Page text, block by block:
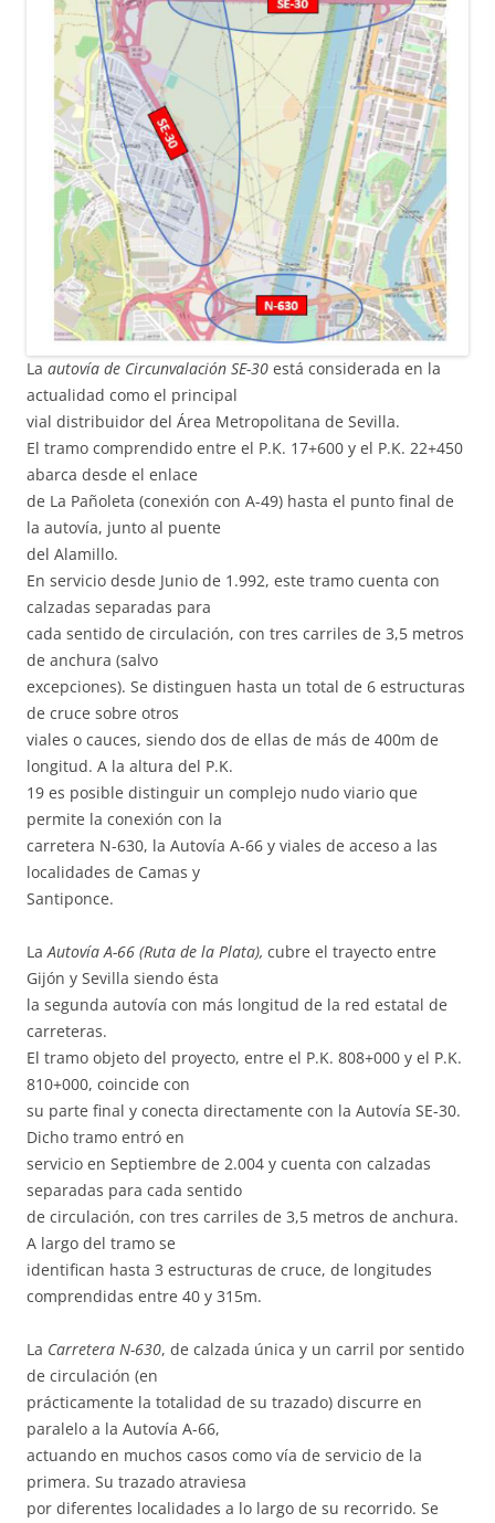
La autovía de Circunvalación SE-30 está considerada en la
actualidad como el principal
vial distribuidor del Área Metropolitana de Sevilla.
El tramo comprendido entre el P.K. 17+600 y el P.K. 22+450
abarca desde el enlace
de La Pañoleta (conexión con A-49) hasta el punto final de
la autovía, junto al puente
del Alamillo.
En servicio desde Junio de 1.992, este tramo cuenta con
calzadas separadas para
cada sentido de circulación, con tres carriles de 3,5 metros
de anchura (salvo
excepciones). Se distinguen hasta un total de 6 estructuras
de cruce sobre otros
viales o cauces, siendo dos de ellas de más de 400m de
longitud. A la altura del P.K.
19 es posible distinguir un complejo nudo viario que
permite la conexión con la
carretera N-630, la Autovía A-66 y viales de acceso a las
localidades de Camas y
Santiponce.
La Autovía A-66 (Ruta de la Plata), cubre el trayecto entre
Gijón y Sevilla siendo ésta
la segunda autovía con más longitud de la red estatal de
carreteras.
El tramo objeto del proyecto, entre el P.K. 808+000 y el P.K.
810+000, coincide con
su parte final y conecta directamente con la Autovía SE-30.
Dicho tramo entró en
servicio en Septiembre de 2.004 y cuenta con calzadas
separadas para cada sentido
de circulación, con tres carriles de 3,5 metros de anchura.
A largo del tramo se
identifican hasta 3 estructuras de cruce, de longitudes
comprendidas entre 40 y 315m.
La Carretera N-630, de calzada única y un carril por sentido
de circulación (en
prácticamente la totalidad de su trazado) discurre en
paralelo a la Autovía A-66,
actuando en muchos casos como vía de servicio de la
primera. Su trazado atraviesa
por diferentes localidades a lo largo de su recorrido. Se